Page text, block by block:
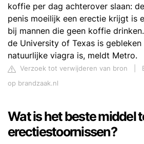
koffie per dag achterover slaan:
penis moeilijk een erectie krijgt is
bij mannen die geen koffie
de University of Texas is
natuurlijke viagra is, meldt Metro.
Verzoek tot verwijderen van bron
op brandzaak.nl
Wat is het beste middel
erectiestoornissen?